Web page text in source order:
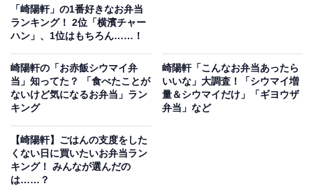
約4倍の筍煮のスペースを確保するため、シウマイは3個に減量
ただし、スペースを確保するために、主役のシウマイは
3個に減量したほか、鶏の唐揚げ、鮪の漬け焼、あんず
はなんと「お休み」。その分、「筍煮がもっと食べた
い」という声に応えました。
「崎陽軒」の1番好きなお弁当
ランキング！ 2位「横濱チャー
ハン」、1位はもちろん……！
崎陽軒の「お赤飯シウマイ弁
当」知ってた？ 「食べたことが
ないけど気になるお弁当」ラン
キング
崎陽軒「こんなお弁当あったら
いいな」大調査！「シウマイ増
量＆シウマイだけ」「ギヨウザ
弁当」など
【崎陽軒】ごはんの支度をした
くない日に買いたいお弁当ラン
キング！ みんなが選んだの
は……？